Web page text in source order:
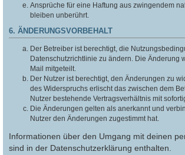
Ansprüche für eine Haftung aus zwingendem
bleiben unberührt.
6. ÄNDERUNGSVORBEHALT
Der Betreiber ist berechtigt, die
Datenschutzrichtlinie zu ändern. Die Änderung
Mail mitgeteilt.
Der Nutzer ist berechtigt, den Änderungen zu
des Widerspruchs erlischt das zwischen dem
Nutzer bestehende Vertragsverhältnis mit
Die Änderungen gelten als anerkannt und
Nutzer den Änderungen zugestimmt hat.
Informationen über den Umgang mit deinen
sind in der Datenschutzerklärung enthalten.